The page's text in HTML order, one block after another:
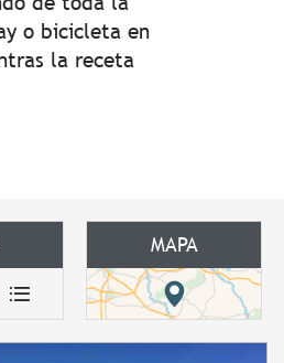
o bicicleta en
la receta
MAPA